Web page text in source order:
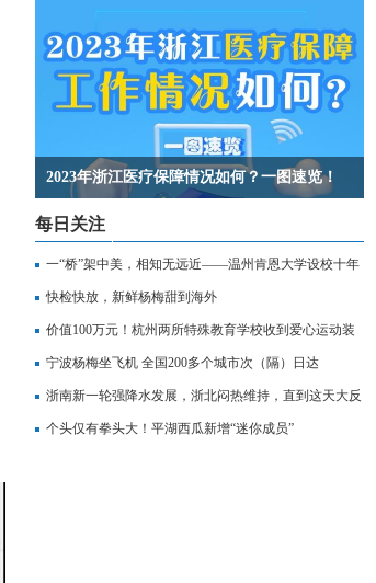
2023年浙江医疗保障情况如何？一图速览！
每日关注
一“桥”架中美，相知无远近——温州肯恩大学设校十年
记
快检快放，新鲜杨梅甜到海外
价值100万元！杭州两所特殊教育学校收到爱心运动装
备
宁波杨梅坐飞机 全国200多个城市次（隔）日达
浙南新一轮强降水发展，浙北闷热维持，直到这天大反
转
个头仅有拳头大！平湖西瓜新增“迷你成员”